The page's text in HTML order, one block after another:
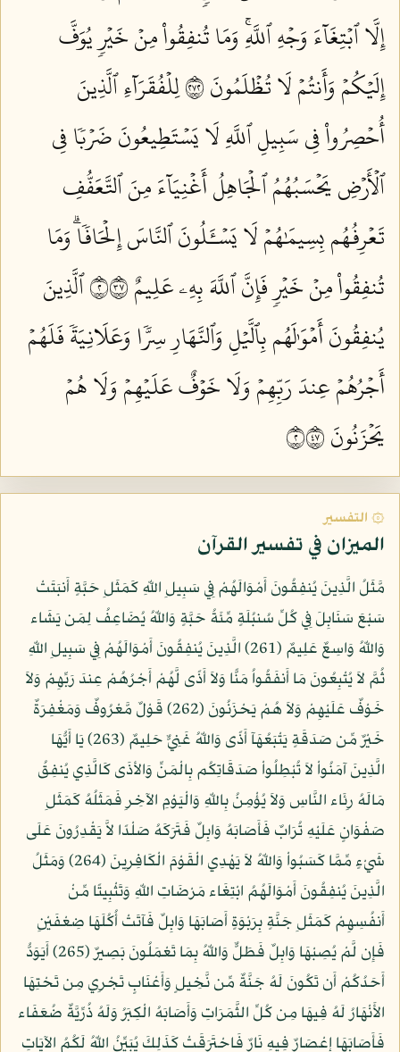
إِلَّا ٱبۡتِغَآءَ وَجۡهِ ٱللَّهِۚ وَمَا تُنفِقُواْ مِنۡ خَيۡرٖ يُوَفَّ
إِلَيۡكُمۡ وَأَنتُمۡ لَا تُظۡلَمُونَ ٢٧٢
لِلۡفُقَرَآءِ ٱلَّذِينَ
أُحۡصِرُواْ فِي سَبِيلِ ٱللَّهِ لَا يَسۡتَطِيعُونَ ضَرۡبٗا فِي
ٱلۡأَرۡضِ يَحۡسَبُهُمُ ٱلۡجَاهِلُ أَغۡنِيَآءَ مِنَ ٱلتَّعَفُّفِ
تَعۡرِفُهُم بِسِيمَٰهُمۡ لَا يَسۡـَٔلُونَ ٱلنَّاسَ إِلۡحَافٗاۗ وَمَا
تُنفِقُواْ مِنۡ خَيۡرٖ فَإِنَّ ٱللَّهَ بِهِۦ عَلِيمٌ ٢٧٣
ٱلَّذِينَ
يُنفِقُونَ أَمۡوَٰلَهُم بِٱلَّيۡلِ وَٱلنَّهَارِ سِرّٗا وَعَلَانِيَةٗ فَلَهُمۡ
أَجۡرُهُمۡ عِندَ رَبِّهِمۡ وَلَا خَوۡفٌ عَلَيۡهِمۡ وَلَا هُمۡ
يَحۡزَنُونَ ٢٧٤
۞ التفسير
الميزان في تفسير القرآن
مَّثَلُ الَّذِينَ يُنفِقُونَ أَمْوَالَهُمْ فِي سَبِيلِ اللّهِ كَمَثَلِ حَبَّةٍ أَنبَتَتْ
سَبْعَ سَنَابِلَ فِي كُلِّ سُنبُلَةٍ مِّئَةُ حَبَّةٍ وَاللّهُ يُضَاعِفُ لِمَن يَشَاء
وَاللّهُ وَاسِعٌ عَلِيمٌ (261) الَّذِينَ يُنفِقُونَ أَمْوَالَهُمْ فِي سَبِيلِ اللّهِ
ثُمَّ لاَ يُتْبِعُونَ مَا أَنفَقُواُ مَنًّا وَلاَ أَذًى لَّهُمْ أَجْرُهُمْ عِندَ رَبِّهِمْ وَلاَ
خَوْفٌ عَلَيْهِمْ وَلاَ هُمْ يَحْزَنُونَ (262) قَوْلٌ مَّعْرُوفٌ وَمَغْفِرَةٌ
خَيْرٌ مِّن صَدَقَةٍ يَتْبَعُهَآ أَذًى وَاللّهُ غَنِيٌّ حَلِيمٌ (263) يَا أَيُّهَا
الَّذِينَ آمَنُواْ لاَ تُبْطِلُواْ صَدَقَاتِكُم بِالْمَنِّ وَالأذَى كَالَّذِي يُنفِقُ
مَالَهُ رِئَاء النَّاسِ وَلاَ يُؤْمِنُ بِاللّهِ وَالْيَوْمِ الآخِرِ فَمَثَلُهُ كَمَثَلِ
صَفْوَانٍ عَلَيْهِ تُرَابٌ فَأَصَابَهُ وَابِلٌ فَتَرَكَهُ صَلْدًا لاَّ يَقْدِرُونَ عَلَى
شَيْءٍ مِّمَّا كَسَبُواْ وَاللّهُ لاَ يَهْدِي الْقَوْمَ الْكَافِرِينَ (264) وَمَثَلُ
الَّذِينَ يُنفِقُونَ أَمْوَالَهُمُ ابْتِغَاء مَرْضَاتِ اللّهِ وَتَثْبِيتًا مِّنْ
أَنفُسِهِمْ كَمَثَلِ جَنَّةٍ بِرَبْوَةٍ أَصَابَهَا وَابِلٌ فَآتَتْ أُكُلَهَا ضِعْفَيْنِ
فَإِن لَّمْ يُصِبْهَا وَابِلٌ فَطَلٌّ وَاللّهُ بِمَا تَعْمَلُونَ بَصِيرٌ (265) أَيَوَدُّ
أَحَدُكُمْ أَن تَكُونَ لَهُ جَنَّةٌ مِّن نَّخِيلٍ وَأَعْنَابٍ تَجْرِي مِن تَحْتِهَا
الأَنْهَارُ لَهُ فِيهَا مِن كُلِّ الثَّمَرَاتِ وَأَصَابَهُ الْكِبَرُ وَلَهُ ذُرِّيَّةٌ ضُعَفَاء
فَأَصَابَهَا إِعْصَارٌ فِيهِ نَارٌ فَاحْتَرَقَتْ كَذَلِكَ يُبَيِّنُ اللّهُ لَكُمُ الآيَاتِ